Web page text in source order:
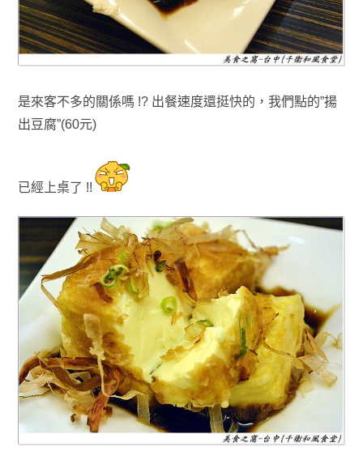
是來客不多的關係嗎 !? 出餐速度還挺快的，我們點的”揚
出豆腐”(60元)
已經上桌了 !!